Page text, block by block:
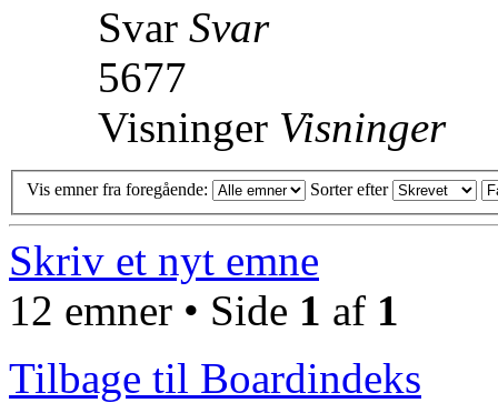
Svar Svar
5677
Visninger Visninger
Vis emner fra foregående: Sorter efter
Skriv et nyt emne
12 emner • Side 1 af 1
Tilbage til Boardindeks